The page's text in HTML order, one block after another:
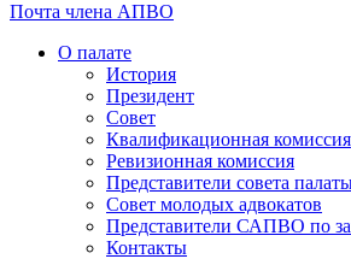
Почта члена АПВО
О палате
История
Президент
Совет
Квалификационная комиссия
Ревизионная комиссия
Представители совета
Совет молодых адвокатов
Представители САПВО по
Контакты